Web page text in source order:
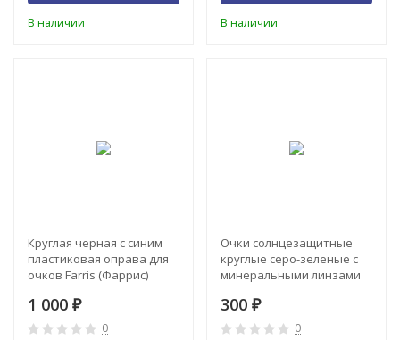
В наличии В наличии
Круглая черная с синим
пластиковая оправа для
очков Farris (Фаррис)
1 000 ₽
0
Очки солнцезащитные
круглые серо-зеленые с
минеральными линзами
300 ₽
0